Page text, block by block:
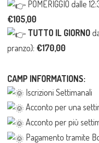
POMERIGGIO dalle
€105,00
TUTTO IL GIORNO
pranzo): €170,00
CAMP INFORMATIONS:
Iscrizioni Settimanali
Acconto per una
Acconto per più
Pagamento tramite